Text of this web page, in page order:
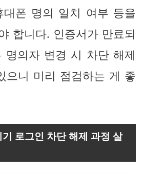
대폰 명의 일치 여부 등을
합니다. 인증서가 만료되
명의자 변경 시 차단 해제
으니 미리 점검하는 게 좋
로그인 차단 해제 과정 살